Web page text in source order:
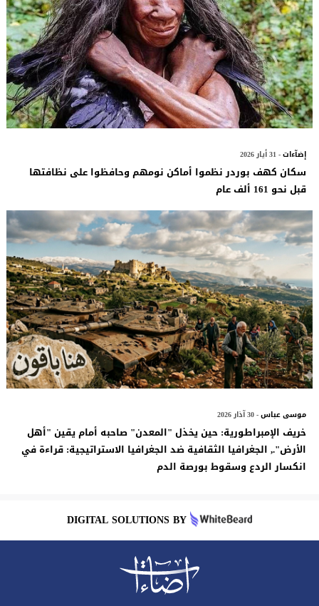
إضآءات- 31 أيار 2026
سكان كهف بوردر نظموا أماكن نومهم وحافظوا على نظافتها
قبل نحو 161 ألف عام
موسى عباس- 30 آذار 2026
خريف الإمبراطورية: حين يخذل "المعدن" صاحبه أمام يقين "أهل
الأرض"., الجغرافيا الثقافية ضد الجغرافيا الاستراتيجية: قراءة في
انكسار الردع وسقوط بورصة الدم
DIGITAL SOLUTIONS BY